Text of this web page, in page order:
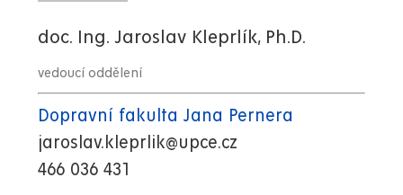
doc. Ing. Jaroslav Kleprlík, Ph.D.
vedoucí oddělení
Dopravní fakulta Jana Pernera
jaroslav.kleprlik@upce.cz
466 036 431